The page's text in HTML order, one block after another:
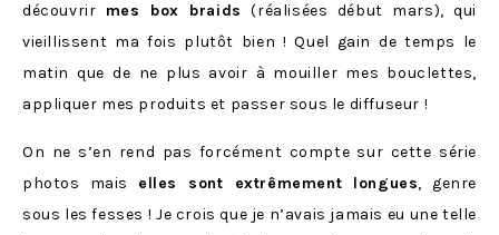
découvrir mes box braids (réalisées début mars), qui
vieillissent ma fois plutôt bien ! Quel gain de temps le
matin que de ne plus avoir à mouiller mes bouclettes,
appliquer mes produits et passer sous le diffuseur !
On ne s’en rend pas forcément compte sur cette série
photos mais elles sont extrêmement longues, genre
sous les fesses ! Je crois que je n’avais jamais eu une telle